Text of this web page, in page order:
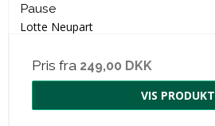
Pause
Lotte Neupart
Pris fra 249,00 DKK
VIS PRODUKT